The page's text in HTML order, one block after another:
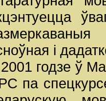
і
годзе ў
па